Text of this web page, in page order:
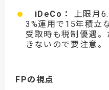
iDeCo：
上限月
3%運用で15年積立
受取時も税制優遇
きないので要注意。
FPの視点